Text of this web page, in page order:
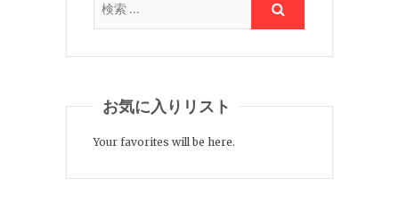
お気に入りリスト
Your favorites will be here.